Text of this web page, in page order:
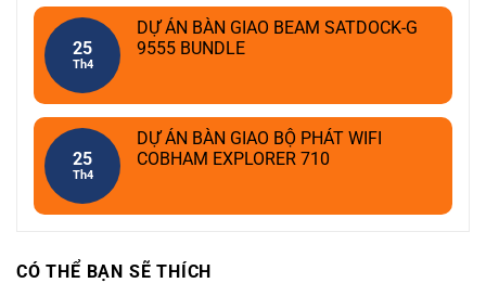
25
Th4
DỰ ÁN BÀN GIAO BEAM SATDOCK-G
9555 BUNDLE
25
Th4
DỰ ÁN BÀN GIAO BỘ PHÁT WIFI
COBHAM EXPLORER 710
CÓ THỂ BẠN SẼ THÍCH